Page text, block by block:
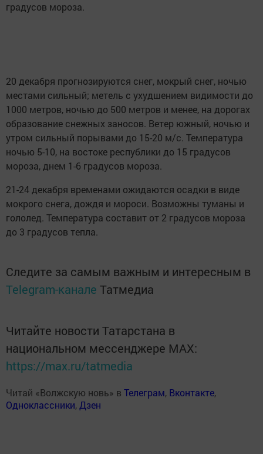
градусов мороза.
20 декабря прогнозируются снег, мокрый снег, ночью
местами сильный; метель с ухудшением видимости до
1000 метров, ночью до 500 метров и менее, на дорогах
образование снежных заносов. Ветер южный, ночью и
утром сильный порывами до 15-20 м/с. Температура
ночью 5-10, на востоке республики до 15 градусов
мороза, днем 1-6 градусов мороза.
21-24 декабря временами ожидаются осадки в виде
мокрого снега, дождя и мороси. Возможны туманы и
гололед. Температура составит от 2 градусов мороза
до 3 градусов тепла.
Следите за самым важным и интересным в
Telegram-канале Татмедиа
Читайте новости Татарстана в
национальном мессенджере MАХ:
https://max.ru/tatmedia
Читай «Волжскую новь» в Телеграм, Вконтакте,
Одноклассники,Дзен